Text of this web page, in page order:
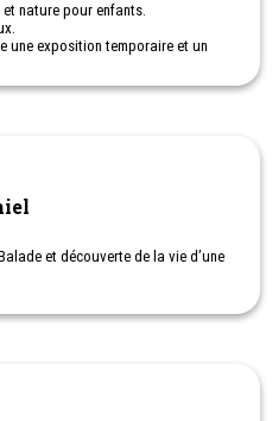
nature pour enfants.
une exposition temporaire et un
la perturber.
et découverte de la vie d’une